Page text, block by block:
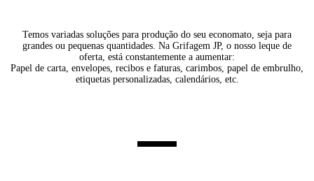
Temos variadas soluções para produção do seu economato, seja para
grandes ou pequenas quantidades. Na Grifagem JP, o nosso leque de
oferta, está constantemente a aumentar:
Papel de carta, envelopes, recibos e faturas, carimbos, papel de embrulho,
etiquetas personalizadas, calendários, etc.